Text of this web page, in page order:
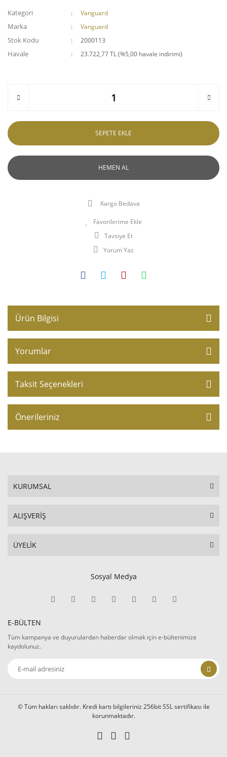
Kategori Vanguard
Marka Vanguard
Stok Kodu 2000113
Havale 23.722,77 TL (%5,00 havale indirimi)
SEPETE EKLE
HEMEN AL
Kargo Bedava
Tavsiye Et
Yorum Yaz
Ürün Bilgisi
Yorumlar
Taksit Seçenekleri
Önerileriniz
KURUMSAL
ALIŞVERİŞ
ÜYELİK
Sosyal Medya
E-BÜLTEN
Tüm kampanya ve duyurulardan haberdar olmak için e-bültenimize
kaydolunuz.
© Tüm hakları saklıdır. Kredi kartı bilgileriniz 256bit SSL sertifikası ile
korunmaktadır.